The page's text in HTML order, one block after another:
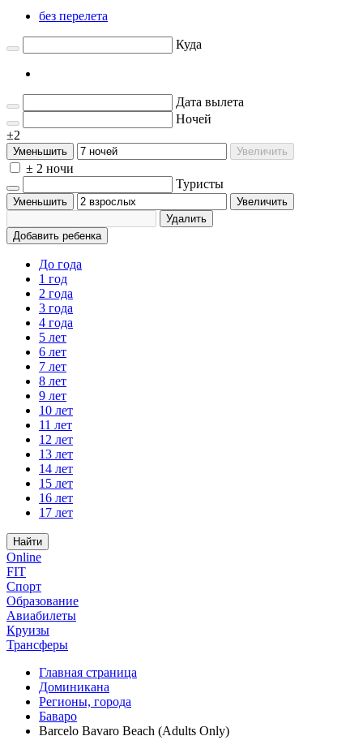
без перелета
Куда
Дата вылета
Ночей
±2
Уменьшить Увеличить
± 2 ночи
Туристы
Уменьшить
Увеличить
Удалить
Добавить ребенка
До года
1 год
2 года
3 года
4 года
5 лет
6 лет
7 лет
8 лет
9 лет
10 лет
11 лет
12 лет
13 лет
14 лет
15 лет
16 лет
17 лет
Найти
Online
FIT
Спорт
Образование
Авиабилеты
Круизы
Трансферы
Главная страница
Доминикана
Регионы, города
Баваро
Barcelo Bavaro Beach (Adults Only)